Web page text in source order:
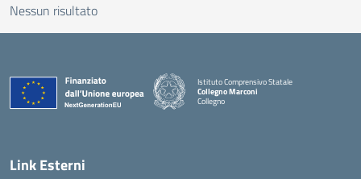
Nessun risultato
Istituto Comprensivo Statale
Collegno Marconi
Collegno
Link Esterni